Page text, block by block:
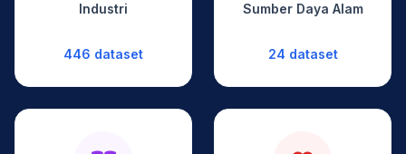
Industri
446 dataset
Sumber Daya Alam
24 dataset